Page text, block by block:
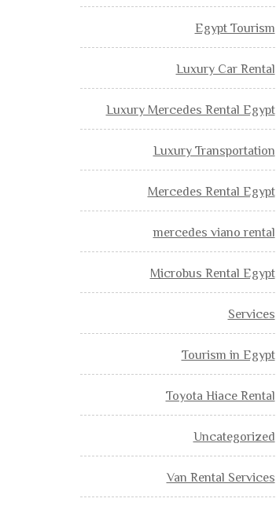
Egypt Tourism
Luxury Car Rental
Luxury Mercedes Rental Egypt
Luxury Transportation
Mercedes Rental Egypt
mercedes viano rental
Microbus Rental Egypt
Services
Tourism in Egypt
Toyota Hiace Rental
Uncategorized
Van Rental Services